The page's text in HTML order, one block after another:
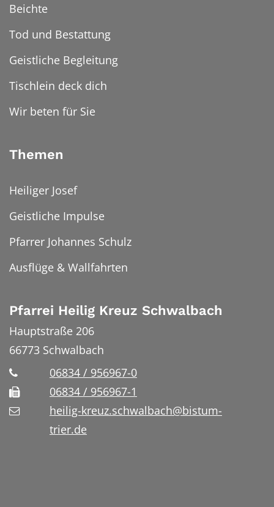
Beichte
Tod und Bestattung
Geistliche Begleitung
Tischlein deck dich
Wir beten für Sie
Themen
Heiliger Josef
Geistliche Impulse
Pfarrer Johannes Schulz
Ausflüge & Wallfahrten
Pfarrei Heilig Kreuz Schwalbach
Hauptstraße 206
66773 Schwalbach
06834 / 956967-0
06834 / 956967-1
heilig-kreuz.schwalbach@bistum-
trier.de